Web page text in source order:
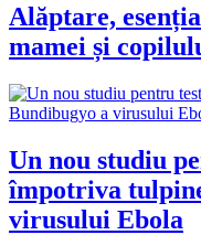
Alăptare,
mamei și
Un nou studiu
împotriva
virusului Ebola